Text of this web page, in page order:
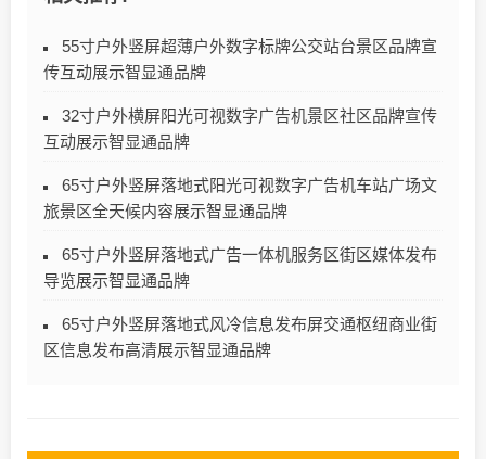
55寸户外竖屏超薄户外数字标牌公交站台景区品牌宣
传互动展示智显通品牌
32寸户外横屏阳光可视数字广告机景区社区品牌宣传
互动展示智显通品牌
65寸户外竖屏落地式阳光可视数字广告机车站广场文
旅景区全天候内容展示智显通品牌
65寸户外竖屏落地式广告一体机服务区街区媒体发布
导览展示智显通品牌
65寸户外竖屏落地式风冷信息发布屏交通枢纽商业街
区信息发布高清展示智显通品牌